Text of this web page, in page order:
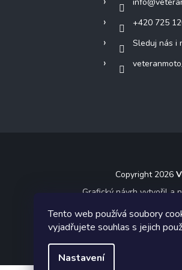
Tento web používá soubory
vyjadřujete souhlas s jejich
Nastavení
+420 725
Sleduj nás i
Copyright 2026
Grafický návrh vytvořil a